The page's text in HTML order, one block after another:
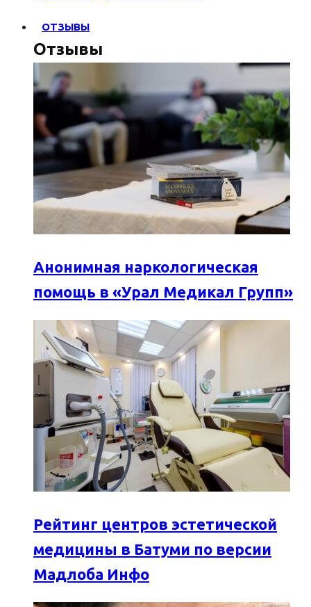
ОТЗЫВЫ
Отзывы
Анонимная наркологическая
помощь в «Урал Медикал Групп»
Рейтинг центров эстетической
медицины в Батуми по версии
Мадлоба Инфо